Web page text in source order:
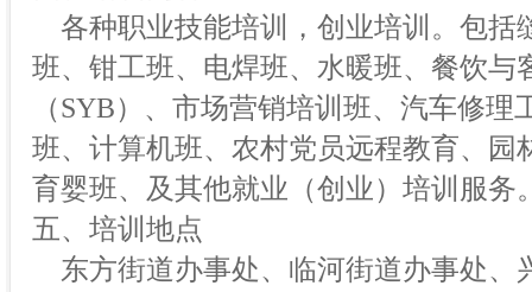
各种职业技能培训，创业培训。包括
班、钳工班、电焊班、水暖班、餐饮与
（SYB）、市场营销培训班、汽车修
班、计算机班、农村党员远程教育、
育婴班、及其他就业（创业）培训服务
五、培训地点
东方街道办事处、临河街道办事处、